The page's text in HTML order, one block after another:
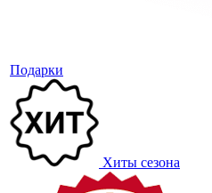
Подарки
Хиты сезона